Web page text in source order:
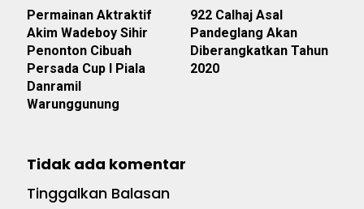
Permainan Aktraktif
Akim Wadeboy Sihir
Penonton Cibuah
Persada Cup I Piala
Danramil
Warunggunung
922 Calhaj Asal
Pandeglang Akan
Diberangkatkan Tahun
2020
Tidak ada komentar
Tinggalkan Balasan